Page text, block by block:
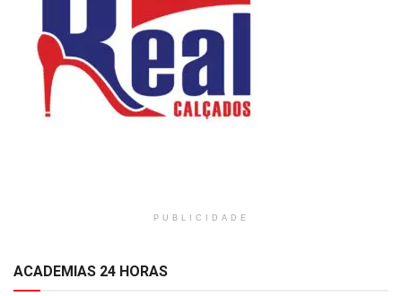
PUBLICIDADE
ACADEMIAS 24 HORAS